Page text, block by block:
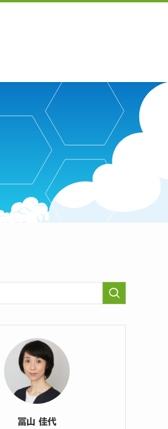
冨山 佳代